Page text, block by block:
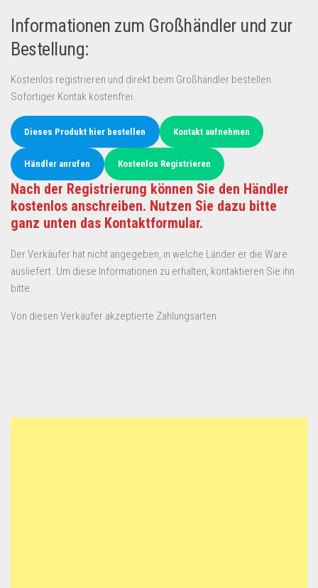
Informationen zum Großhändler und zur
Bestellung:
Kostenlos registrieren und direkt beim Großhändler bestellen.
Sofortiger Kontak kostenfrei.
Dieses Produkt hier bestellen Kontakt aufnehmen
Händler anrufen Kostenlos Registrieren
Nach der Registrierung können Sie den Händler
kostenlos anschreiben. Nutzen Sie dazu bitte
ganz unten das Kontaktformular.
Der Verkäufer hat nicht angegeben, in welche Länder er die Ware
ausliefert. Um diese Informationen zu erhalten, kontaktieren Sie ihn
bitte.
Von diesen Verkäufer akzeptierte Zahlungsarten